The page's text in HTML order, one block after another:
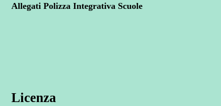
Allegati Polizza Integrativa Scuole
Licenza